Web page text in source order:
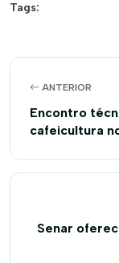
Tags:
ANTERIOR
Encontro
cafeicultura
Senar